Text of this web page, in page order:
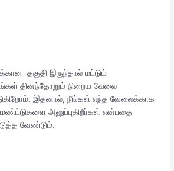
தகுதி இருந்தால் மட்டும்
தினந்தோறும் நிறைய வேலை
இதனால், நீங்கள் எந்த வேலைக்காக
அனுப்புகிறீர்கள் என்பதை
வேண்டும்.